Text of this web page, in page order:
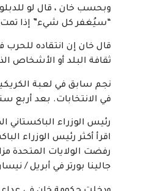
وبحسب خان ، قال لو
“سيُغفر كل شيء” إذا تمت
قال خان إن انتقاده
ثقافة البلد أو الأشخاص
في الانتخابات. بعد أربع
رئيس الوزراء الباكستاني
اقرأ أكثر رئيس الوزراء
رفضت الولايات المتحدة
جالينا بورتر في أبريل /